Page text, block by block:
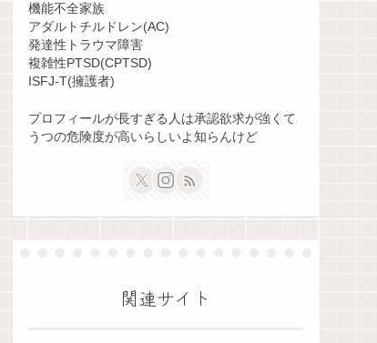
機能不全家族
アダルトチルドレン(AC)
発達性トラウマ障害
複雑性PTSD(CPTSD)
ISFJ-T(擁護者)
プロフィールが長すぎる人は承認欲求が強くて
うつの危険度が高いらしいよ知らんけど
関連サイト